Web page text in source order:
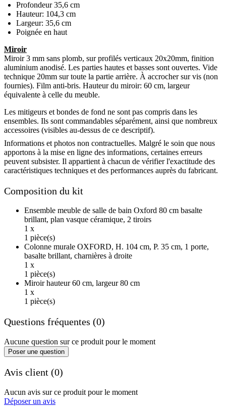
Profondeur 35,6 cm
Hauteur: 104,3 cm
Largeur: 35,6 cm
Poignée en haut
Miroir
Miroir 3 mm sans plomb, sur profilés verticaux 20x20mm, finition
aluminium anodisé. Les parties hautes et basses sont ouvertes. Vide
technique 20mm sur toute la partie arrière. À accrocher sur vis (non
fournies). Film anti-bris. Hauteur du miroir: 60 cm, largeur
équivalente à celle du meuble.
Les mitigeurs et bondes de fond ne sont pas compris dans les
ensembles. Ils sont commandables séparément, ainsi que nombreux
accessoires (visibles au-dessus de ce descriptif).
Informations et photos non contractuelles. Malgré le soin que nous
apportons à la mise en ligne des informations, certaines erreurs
peuvent subsister. Il appartient à chacun de vérifier l'exactitude des
caractéristiques techniques et des performances auprès du fabricant.
Composition du kit
Ensemble meuble de salle de bain Oxford 80 cm basalte
brillant, plan vasque céramique, 2 tiroirs
1 x
1 pièce(s)
Colonne murale OXFORD, H. 104 cm, P. 35 cm, 1 porte,
basalte brillant, charnières à droite
1 x
1 pièce(s)
Miroir hauteur 60 cm, largeur 80 cm
1 x
1 pièce(s)
Questions fréquentes (0)
Aucune question sur ce produit pour le moment
Poser une question
Avis client (0)
Aucun avis sur ce produit pour le moment
Déposer un avis